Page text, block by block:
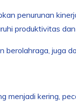
penurunan
produktivitas
juga
menjadi kering,